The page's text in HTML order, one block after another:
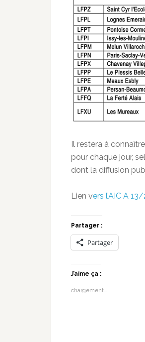
Il restera à
pour chaque jour,
dont la diffusion
Lien vers l’AIC A
Partager :
Partager
J’aime ça :
chargement…